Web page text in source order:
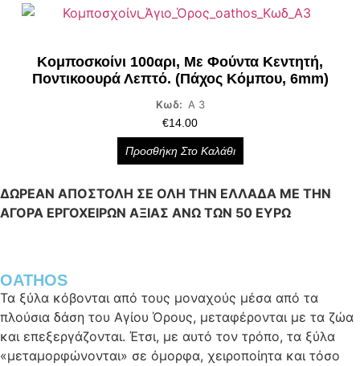
Κομποσκοίνι 100αρι, Με Φούντα Κεντητή,
Ποντικοουρά Λεπτό. (πάχος Κόμπου, 6mm)
Κωδ: Α 3
€14.00
Προσθήκη Στο Καλάθι
ΔΩΡΕΑΝ ΑΠΟΣΤΟΛΗ ΣΕ ΟΛΗ ΤΗΝ ΕΛΛΑΔΑ ΜΕ ΤΗΝ
ΑΓΟΡΑ ΕΡΓΟΧΕΙΡΩΝ ΑΞΙΑΣ ΑΝΩ ΤΩΝ 50 ΕΥΡΩ
OATHOS
Τα ξύλα κόβονται από τους μοναχούς μέσα από τα
πλούσια δάση του Αγίου Όρους, μεταφέρονται με τα ζώα
και επεξεργάζονται. Έτσι, με αυτό τον τρόπο, τα ξύλα
«μεταμορφώνονται» σε όμορφα, χειροποίητα και τόσο